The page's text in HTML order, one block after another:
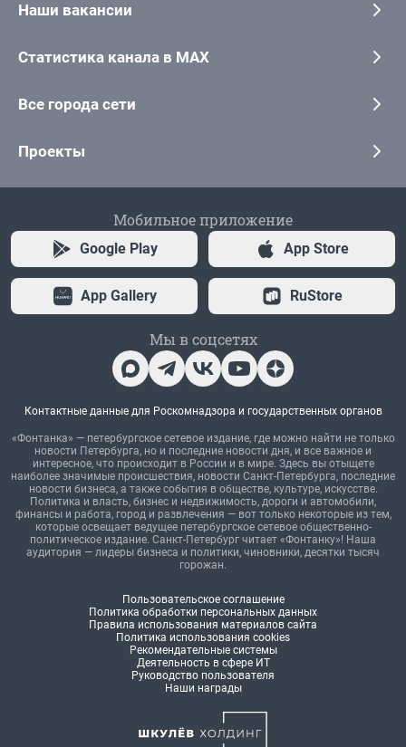
Наши вакансии
Статистика канала в MAX
Все города сети
Проекты
Мобильное приложение
Google Play App Store
App Gallery RuStore
Мы в соцсетях
Контактные данные для Роскомнадзора и государственных органов
«Фонтанка» — петербургское сетевое издание, где можно найти не только
новости Петербурга, но и последние новости дня, и все важное и
интересное, что происходит в России и в мире. Здесь вы отыщете
наиболее значимые происшествия, новости Санкт-Петербурга, последние
новости бизнеса, а также события в обществе, культуре, искусстве.
Политика и власть, бизнес и недвижимость, дороги и автомобили,
финансы и работа, город и развлечения — вот только некоторые из тем,
которые освещает ведущее петербургское сетевое общественно-
политическое издание. Санкт-Петербург читает «Фонтанку»! Наша
аудитория — лидеры бизнеса и политики, чиновники, десятки тысяч
горожан.
Пользовательское соглашение
Политика обработки персональных данных
Правила использования материалов сайта
Политика использования cookies
Рекомендательные системы
Деятельность в сфере ИТ
Руководство пользователя
Наши награды